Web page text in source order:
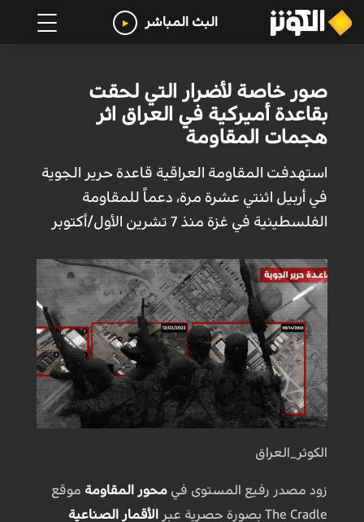
البث المباشر
صور خاصة لأضرار التي لحقت
بقاعدة أميركية في العراق اثر
هجمات المقاومة
استهدفت المقاومة العراقية قاعدة حرير الجوية
في أربيل اثنتي عشرة مرة، دعماً للمقاومة
الفلسطينية في غزة منذ 7 تشرين الأول/أكتوبر
الكوثر_العراق
زود مصدر رفيع المستوى في محور المقاومة موقع
The Cradle بصورة حصرية عبر
الأقمار الصناعية